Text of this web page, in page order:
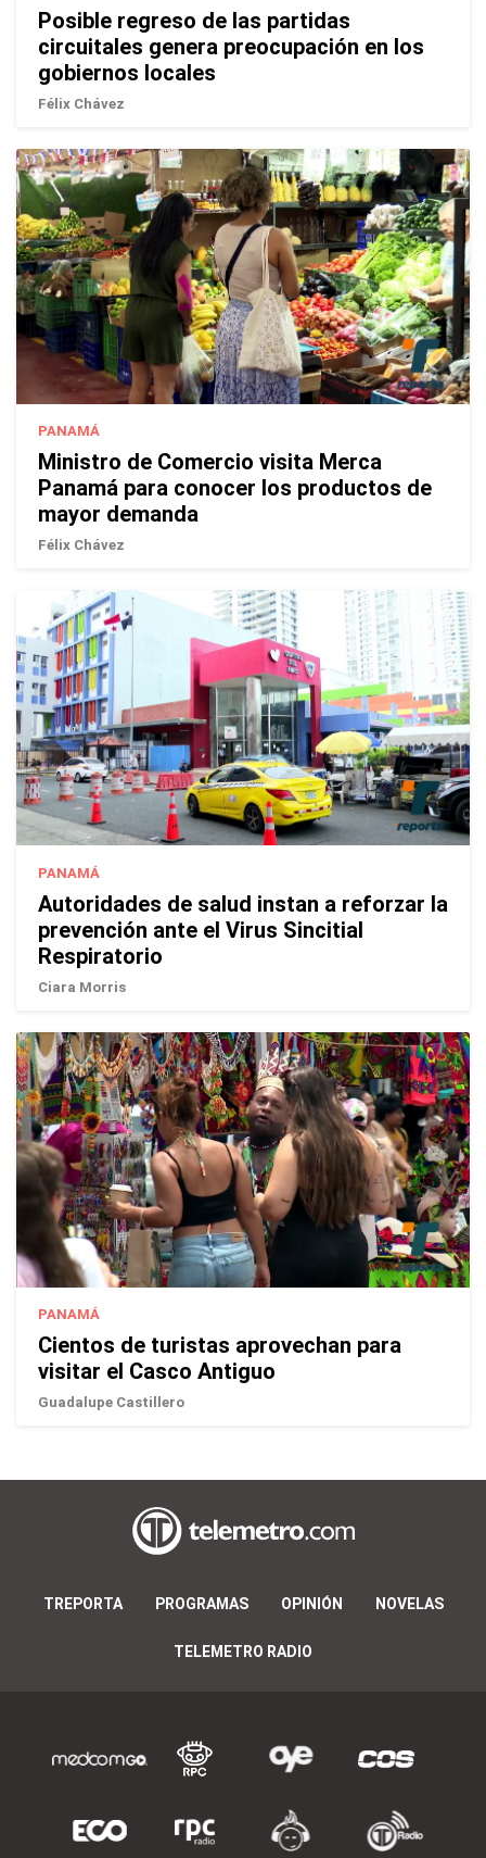
Posible regreso de las partidas
circuitales genera preocupación en los
gobiernos locales
Félix Chávez
PANAMÁ
Ministro de Comercio visita Merca
Panamá para conocer los productos de
mayor demanda
Félix Chávez
PANAMÁ
Autoridades de salud instan a reforzar la
prevención ante el Virus Sincitial
Respiratorio
Ciara Morris
PANAMÁ
Cientos de turistas aprovechan para
visitar el Casco Antiguo
Guadalupe Castillero
TREPORTA PROGRAMAS OPINIÓN NOVELAS
TELEMETRO RADIO